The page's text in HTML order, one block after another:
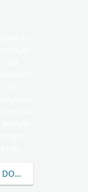
DOWIEDZ SIĘ WIĘCEJ